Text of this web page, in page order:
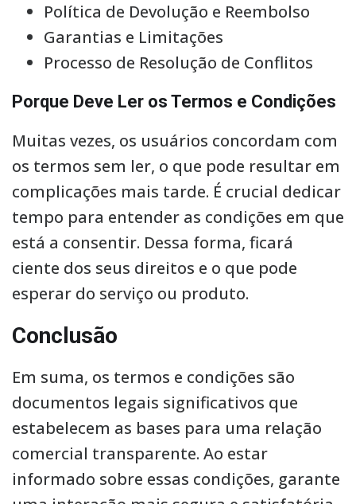
Política de Devolução e Reembolso
Garantias e Limitações
Processo de Resolução de Conflitos
Porque Deve Ler os Termos e Condições
Muitas vezes, os usuários concordam com
os termos sem ler, o que pode resultar em
complicações mais tarde. É crucial dedicar
tempo para entender as condições em que
está a consentir. Dessa forma, ficará
ciente dos seus direitos e o que pode
esperar do serviço ou produto.
Conclusão
Em suma, os termos e condições são
documentos legais significativos que
estabelecem as bases para uma relação
comercial transparente. Ao estar
informado sobre essas condições, garante